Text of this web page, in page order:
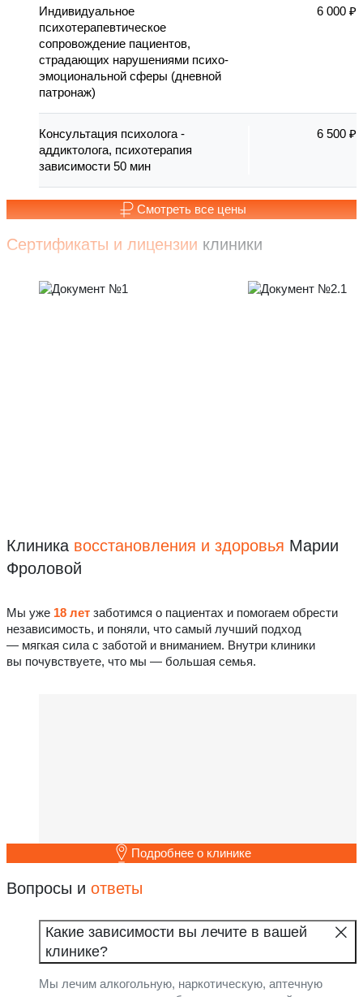
Индивидуальное
психотерапевтическое
сопровождение пациентов,
страдающих нарушениями психо-
эмоциональной сферы (дневной
патронаж)
6 000 ₽
Консультация психолога -
аддиктолога, психотерапия
зависимости 50 мин
6 500 ₽
Смотреть все цены
Сертификаты и лицензии клиники
Клиника восстановления и здоровья Марии
Фроловой
Мы уже 18 лет заботимся о пациентах и помогаем обрести
независимость, и поняли, что самый лучший подход
— мягкая сила с заботой и вниманием. Внутри клиники
вы почувствуете, что мы — большая семья.
Подробнее о клинике
Вопросы и ответы
Какие зависимости вы лечите в вашей
клинике?
Мы лечим алкогольную, наркотическую, аптечную